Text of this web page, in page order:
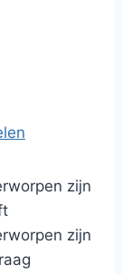
zijn
zijn